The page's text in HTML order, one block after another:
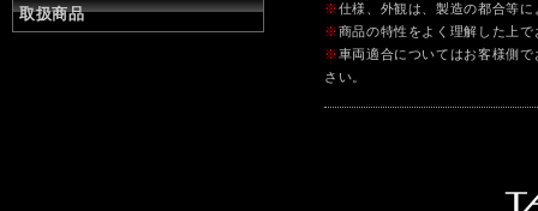
取扱商品
※仕様、外観は、製造の都合等
※商品の特性をよく理解した上
※車両適合についてはお客様側
さい。